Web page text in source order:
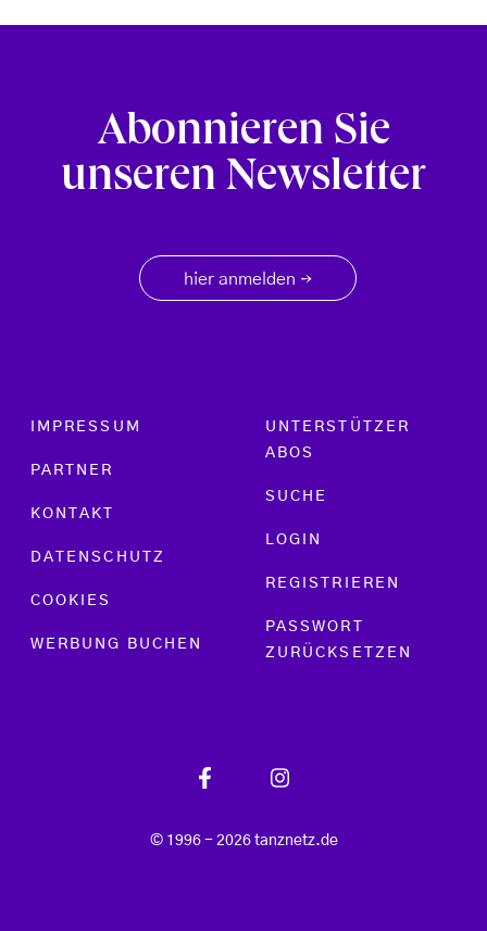
Abonnieren Sie
unseren Newsletter
hier anmelden →
Footer menu
IMPRESSUM
PARTNER
KONTAKT
DATENSCHUTZ
COOKIES
WERBUNG BUCHEN
UNTERSTÜTZER
ABOS
SUCHE
LOGIN
REGISTRIEREN
PASSWORT
ZURÜCKSETZEN
© 1996 - 2026 tanznetz.de